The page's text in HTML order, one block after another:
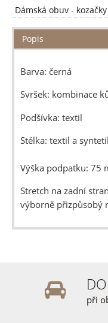
Dámská obuv - kozačky
Popis
Barva: černá
Svršek: kombinace
Podšívka: textil
Stélka: textil a
Výška podpatku: 75
Stretch na zadní
výborně přizpůsobý
při